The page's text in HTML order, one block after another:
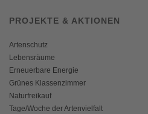
PROJEKTE & AKTIONEN
Artenschutz
Lebensräume
Erneuerbare Energie
Grünes Klassenzimmer
Naturfreikauf
Tage/Woche der Artenvielfalt